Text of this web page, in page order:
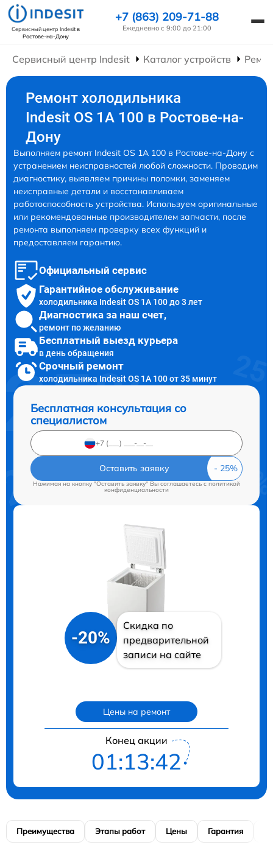
Сервисный центр Indesitв
Ростове-на-Дону
+7 (863) 209-71-88
Ежедневно с 9:00 до 21:00
Сервисный центр Indesit Каталог устройств
Ремонт холодильника
Indesit OS 1A 100 в Ростове-на-
Дону
Выполняем ремонт Indesit OS 1A 100 в Ростове-на-Дону с
устранением неисправностей любой сложности. Проводим
диагностику, выявляем причины поломки, заменяем
неисправные детали и восстанавливаем
работоспособность устройства. Используем оригинальные
или рекомендованные производителем запчасти, после
ремонта выполняем проверку всех функций и
предоставляем гарантию.
Официальный сервис
Гарантийное обслуживание
холодильника Indesit OS 1A 100 до 3 лет
Диагностика за наш счет,
ремонт по желанию
Бесплатный выезд курьера
в день обращения
Срочный ремонт
холодильника Indesit OS 1A 100 от 35 минут
Бесплатная консультация со
специалистом
Оставить заявку
Нажимая на кнопку "Оставить заявку" Вы соглашаетесь cполитикой
конфиденциальности
-20%
Скидка по
предварительной
записи на сайте
Цены на ремонт
Конец акции
01:13:41
Преимущества Этапы работ Цены Гарантия